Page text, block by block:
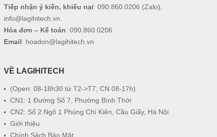
Tiếp nhận ý kiến, khiếu nại: 090.860.0206 (Zalo),
info@lagihitech.vn
Hóa đơn – Kế toán: 090.860.0206
Email: hoadon@lagihitech.vn
VỀ LAGIHITECH
(Open: 08-18h30 từ T2->T7, CN 08-17h)
CN1: 1 Đường Số 7, Phường Bình Thới
CN2: Số 2 Ngõ 1 Phùng Chí Kiên, Cầu Giấy, Hà Nội
Giới thiệu
Chính Sách Bảo Mật